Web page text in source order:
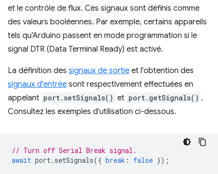
et le contrôle de flux. Ces signaux sont définis comme
des valeurs booléennes. Par exemple, certains appareils
tels qu'Arduino passent en mode programmation si le
signal DTR (Data Terminal Ready) est activé.
La définition des signaux de sortie et l'obtention des
signaux d'entrée sont respectivement effectuées en
appelant port.setSignals() et port.getSignals() .
Consultez les exemples d'utilisation ci-dessous.
// Turn off Serial Break signal.
await port. setSignals({ break : false });